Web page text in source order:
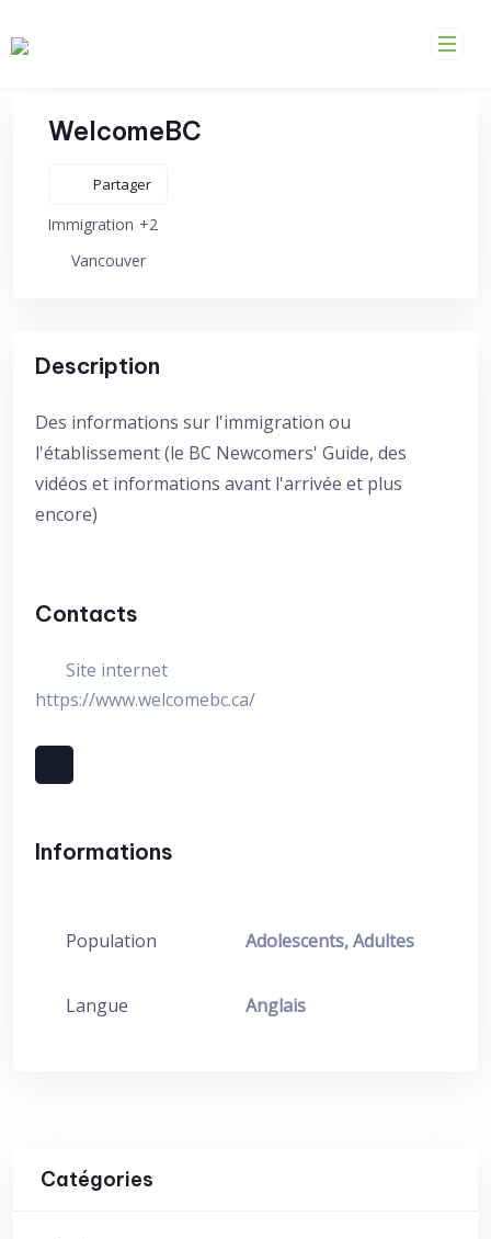
to
WelcomeBC
Partager
Immigration +2
Vancouver
Description
Des informations sur l'immigration ou
l'établissement (le BC Newcomers' Guide, des
vidéos et informations avant l'arrivée et plus
encore)
Contacts
Site internet
https://www.welcomebc.ca/
Informations
Population Adolescents, Adultes
Langue Anglais
Catégories